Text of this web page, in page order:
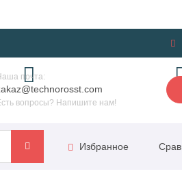
почта:
вопросы? Напишите нам!
Избранное